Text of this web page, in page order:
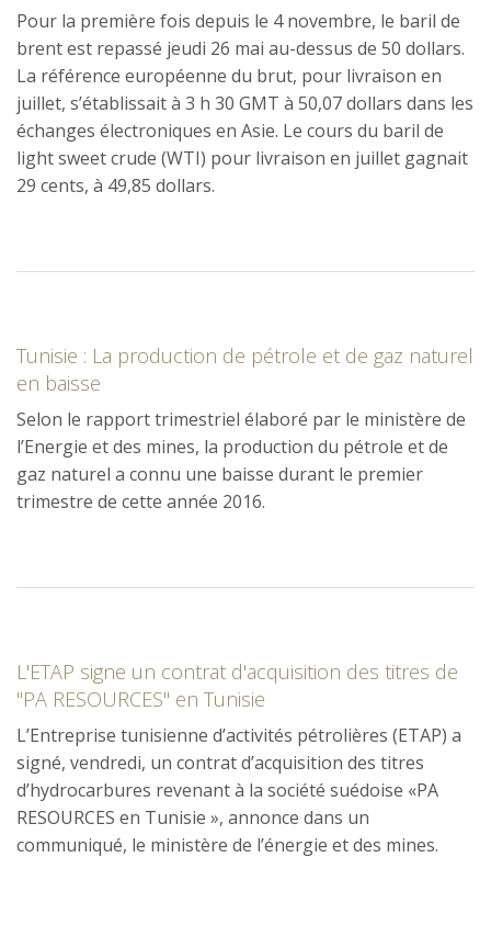
Pour la première fois depuis le 4 novembre, le baril de
brent est repassé jeudi 26 mai au-dessus de 50 dollars.
La référence européenne du brut, pour livraison en
juillet, s’établissait à 3 h 30 GMT à 50,07 dollars dans les
échanges électroniques en Asie. Le cours du baril de
light sweet crude (WTI) pour livraison en juillet gagnait
29 cents, à 49,85 dollars.
Tunisie : La production de pétrole et de gaz naturel
en baisse
Selon le rapport trimestriel élaboré par le ministère de
l’Energie et des mines, la production du pétrole et de
gaz naturel a connu une baisse durant le premier
trimestre de cette année 2016.
L'ETAP signe un contrat d'acquisition des titres de
"PA RESOURCES" en Tunisie
L’Entreprise tunisienne d’activités pétrolières (ETAP) a
signé, vendredi, un contrat d’acquisition des titres
d’hydrocarbures revenant à la société suédoise «PA
RESOURCES en Tunisie », annonce dans un
communiqué, le ministère de l’énergie et des mines.